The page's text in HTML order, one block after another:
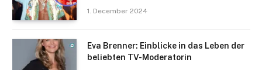
1. December 2024
Eva Brenner: Einblicke in das Leben der
beliebten TV-Moderatorin